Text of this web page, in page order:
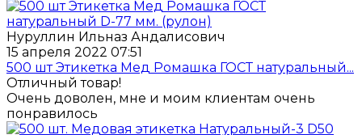
Нуруллин Ильназ Андалисович
15 апреля 2022 07:51
500 шт Этикетка Мед Ромашка ГОСТ натуральный...
Отличный товар!
Очень доволен, мне и моим клиентам очень
понравилось